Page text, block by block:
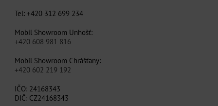
Tel: +420 312 699 234
Mobil Showroom Unhošť:
+420 608 981 816
Mobil Showroom Chrášťany:
+420 602 219 192
IČO: 24168343
DIČ: CZ24168343